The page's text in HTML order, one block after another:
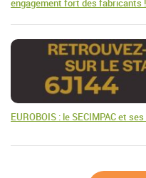
engagement fort des fabricants !
EUROBOIS : le SECIMPAC et